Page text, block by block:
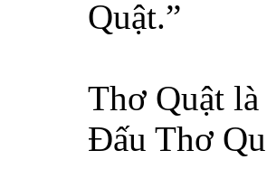
Quật.”
Thơ Quật
Đấu Thơ